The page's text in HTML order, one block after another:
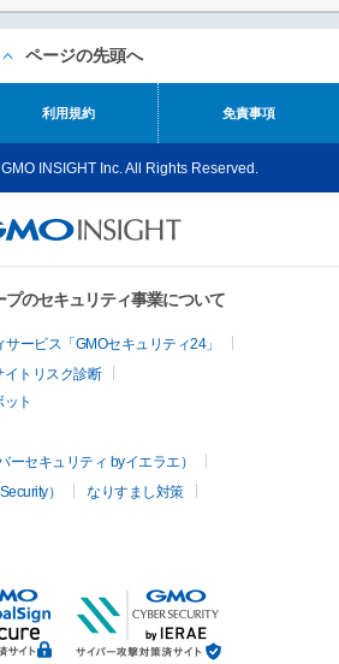
ページの先頭へ
利用規約 免責事項
INSIGHT Inc. All Rights Reserved.
のセキュリティ事業について
ービス「GMOセキュリティ24」
イトリスク診断
ト
セキュリティ byイエラエ）
）
なりすまし対策